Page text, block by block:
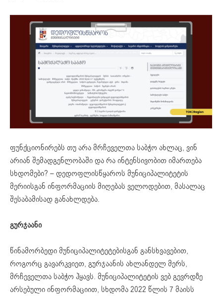
ფუნქციონირებს თუ არა მრჩეველთა საბჭო ახლაც, ვინ
არიან შემადგენლობაში და რა ინტენსივობით იმართება
სხდომები? – დედოფლისწყაროს მუნიციპალიტეტის
მერიისგან ინფორმაციის მიღებას ველოდებით, მასალაც
შესაბამისად განახლდება.
გურჯაანი
წინამორბედი მუნიციპალიტეტებისგან განსხვავებით,
როგორც გავარკვიეთ, გურჯაანის ახლანდელ მერს,
მრჩეველთა საბჭო ჰყავს. მუნიციპალიტეტის ვებ გევრდზე
არსებული ინფორმაციით, სხდომა 2022 წლის 7 მაისს